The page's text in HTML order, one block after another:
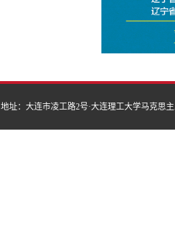
地址：大连市凌工路2号·大连理工大学马克思主